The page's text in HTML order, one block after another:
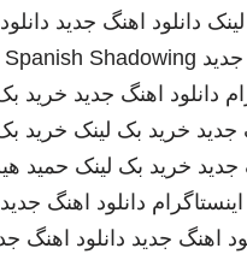
دانلود اهنگ جدید
جدید Spanish Shadowing
دانلود اهنگ جدید خرید
جدید خرید بک لینک خرید
جدید خرید بک لینک حمید
اینستاگرام دانلود اهنگ جدید
اهنگ جدید دانلود اهنگ